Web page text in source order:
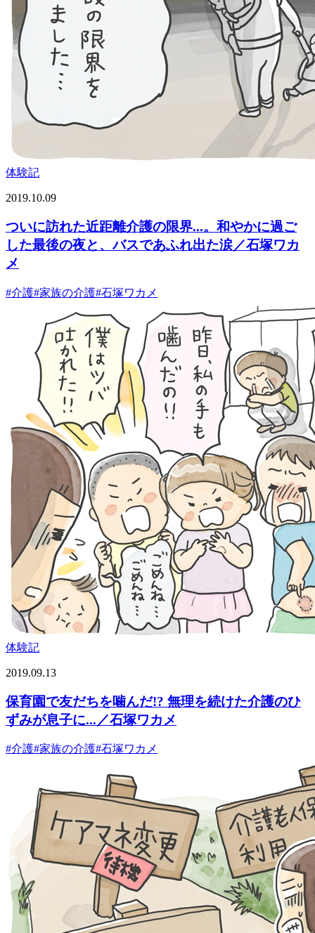
体験記
2019.10.09
ついに訪れた近距離介護の限界...。和やかに過ご
した最後の夜と、バスであふれ出た涙／石塚ワカ
メ
#介護#家族の介護#石塚ワカメ
体験記
2019.09.13
保育園で友だちを噛んだ!? 無理を続けた介護のひ
ずみが息子に...／石塚ワカメ
#介護#家族の介護#石塚ワカメ